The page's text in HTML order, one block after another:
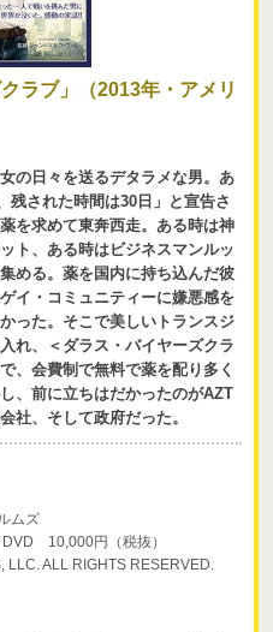
ラブ」（2013年・アメリ
の日々を送るデタラメな男。あ
残された時間は30日」と宣告さ
を求めて東奔西走。ある時は神
ト、ある時はビジネスマンルッ
める。薬を国内に持ち込んだ彼
イ・コミュニティーに嫌悪感を
った。そこで美しいトランスジ
れ、＜ダラス・バイヤーズクラ
、会費制で無料で薬を配り多く
、前に立ちはだかったのがAZT
社、そして政府だった。
ムズ
10,000円（税抜）
ALL RIGHTS RESERVED.